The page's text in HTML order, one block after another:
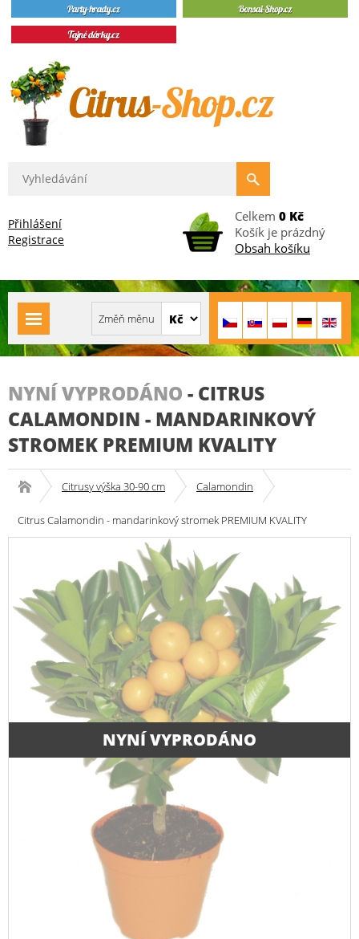
Přihlášení
Registrace
Celkem 0 Kč
Košík je prázdný
Obsah košíku
NYNÍ VYPRODÁNO - CITRUS
CALAMONDIN - MANDARINKOVÝ
STROMEK PREMIUM KVALITY
Citrusy výška 30-90 cm Calamondin
Citrus Calamondin - mandarinkový stromek PREMIUM KVALITY
NYNÍ VYPRODÁNO